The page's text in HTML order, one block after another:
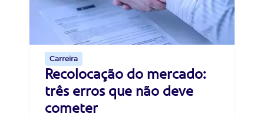
Carreira
Recolocação do mercado:
três erros que não deve
cometer